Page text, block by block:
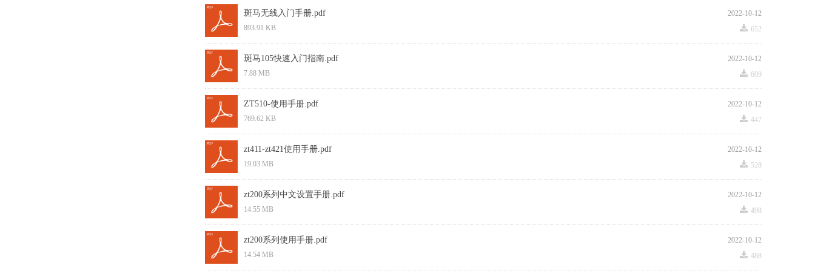
2022-10-12
斑马无线入门手册.pdf
끂 652
893.91 KB
2022-10-12
斑马105快速入门指南.pdf
끂 609
7.88 MB
2022-10-12
ZT510-使用手册.pdf
끂 447
769.62 KB
2022-10-12
zt411-zt421使用手册.pdf
끂 528
19.03 MB
2022-10-12
zt200系列中文设置手册.pdf
끂 498
14.55 MB
2022-10-12
zt200系列使用手册.pdf
끂 488
14.54 MB